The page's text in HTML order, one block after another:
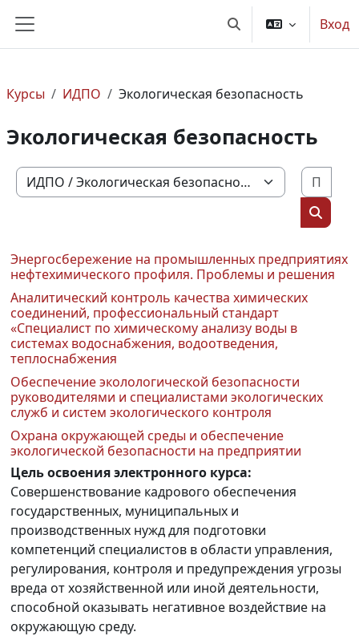
Боковая панель Изменить данные
Вход
Курсы ИДПО Экологическая безопасность
Экологическая безопасность
Категории курсов
Поиск
Энергосбережение на промышленных предприятиях
нефтехимического профиля. Проблемы и решения
Аналитический контроль качества химических
соединений, профессиональный стандарт
«Специалист по химическому анализу воды в
системах водоснабжения, водоотведения,
теплоснабжения
Обеспечение эколологической безопасности
руководителями и специалистами экологических
служб и систем экологического контроля
Охрана окружающей среды и обеспечение
экологической безопасности на предприятии
Цель освоения электронного курса:
Совершенствование кадрового обеспечения
государственных, муниципальных и
производственных нужд для подготовки
компетенций специалистов в области управления,
регулирования, контроля и предупреждения угрозы
вреда от хозяйственной или иной деятельности,
способной оказывать негативное воздействие на
окружающую среду.